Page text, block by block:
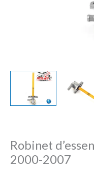
Robinet
2000-2007